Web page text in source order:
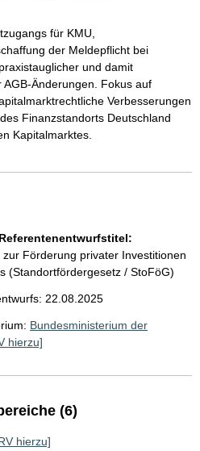
für KMU,
der Meldepflicht bei
und damit
Änderungen. Fokus auf
Verbesserungen
Finanzstandorts Deutschland
Kapitalmarktes.
Förderung privater Investitionen
(Standortfördergesetz / StoFöG)
22.08.2025
Bundesministerium der
hierzu]
(6)
hierzu]